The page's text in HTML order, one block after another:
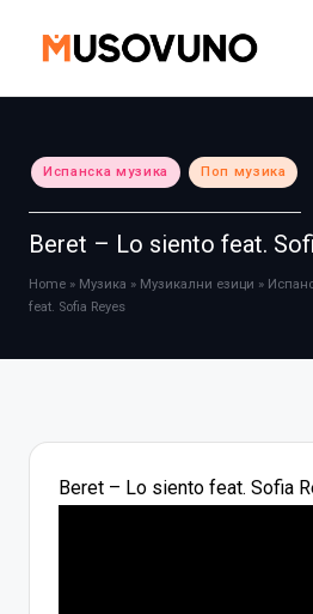
Posted
in
Испанска музика Поп музика
Beret – Lo siento feat.
Home » Музика » Музикални езици »
feat. Sofia Reyes
Beret – Lo siento feat. Sofia